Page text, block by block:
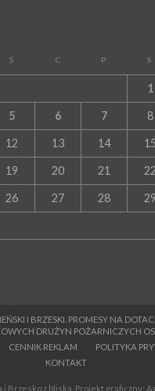
Ś C P S
1
5 6 7 8
12 13 14 15
19 20 21 22
26 27 28 29
I BRZESKI. PROMESY NA
DRUŻYN POŻARNICZYCH
CENNIK REKLAM
POLITYKA
KONTAKT
Brzesko z bliska. Projekt graficzny: